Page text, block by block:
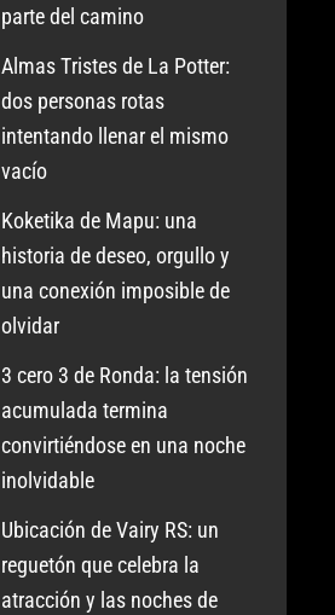
parte del camino
Almas Tristes de La Potter:
dos personas rotas
intentando llenar el mismo
vacío
Koketika de Mapu: una
historia de deseo, orgullo y
una conexión imposible de
olvidar
3 cero 3 de Ronda: la tensión
acumulada termina
convirtiéndose en una noche
inolvidable
Ubicación de Vairy RS: un
reguetón que celebra la
atracción y las noches de